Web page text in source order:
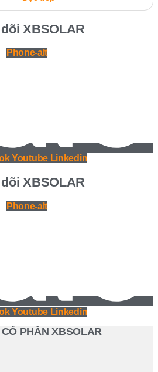
XBSOLAR
Phone-alt
Youtube Linkedin
XBSOLAR
Phone-alt
Youtube Linkedin
PHẦN XBSOLAR